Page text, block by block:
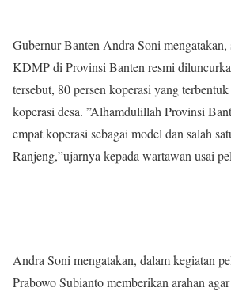
Gubernur Banten Andra Soni mengatakan,
KDMP di Provinsi Banten resmi
tersebut, 80 persen koperasi yang
koperasi desa. ”Alhamdulillah Provinsi
empat koperasi sebagai model dan salah
Ranjeng,”ujarnya kepada wartawan usai
Andra Soni mengatakan, dalam kegiatan
Prabowo Subianto memberikan arahan